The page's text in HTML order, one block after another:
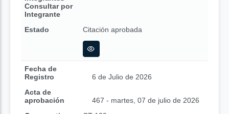
Consultar por
Integrante
Estado
Citación aprobada
Fecha de
Registro
6 de Julio de 2026
Acta de
aprobación
467 - martes, 07 de julio de 2026